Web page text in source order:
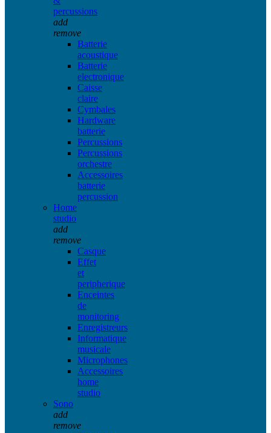
percussions
add
remove
Batterie
acoustique
Batterie
electronique
Caisse
claire
Cymbales
Hardware
batterie
Percussions
Percussions
orchestre
Accessoires
batterie
percussion
Home
studio
add
remove
Casque
Effet
et
peripherique
Enceintes
de
monitoring
Enregistreurs
Informatique
musicale
Microphones
Accessoires
home
studio
Sono
add
remove